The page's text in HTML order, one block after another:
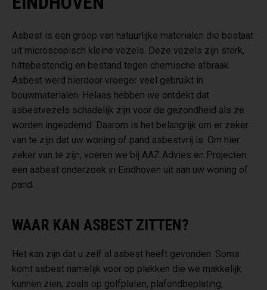
Asbest is een groep van natuurlijke materialen die bestaat
uit microscopisch kleine vezels. Deze vezels zijn sterk,
hittebestendig en bestand tegen chemische afbraak.
Asbest werd hierdoor vroeger veel gebruikt in
bouwmaterialen. Helaas hebben we ontdekt dat
asbestvezels schadelijk zijn voor de gezondheid als ze
worden ingeademd. Daarom is het belangrijk om er zeker
van te zijn dat uw woning of pand asbestvrij is. Om hier
zeker van te zijn, voeren we bij AAZ Advies en Projecten
een asbest onderzoek in Eindhoven uit aan uw woning of
pand.
WAAR KAN ASBEST ZITTEN?
Het kan zijn dat u zelf al asbest heeft gevonden. Soms
komt asbest namelijk voor op plekken die we makkelijk
kunnen zien, zoals op golfplaten, plafondbeplating,